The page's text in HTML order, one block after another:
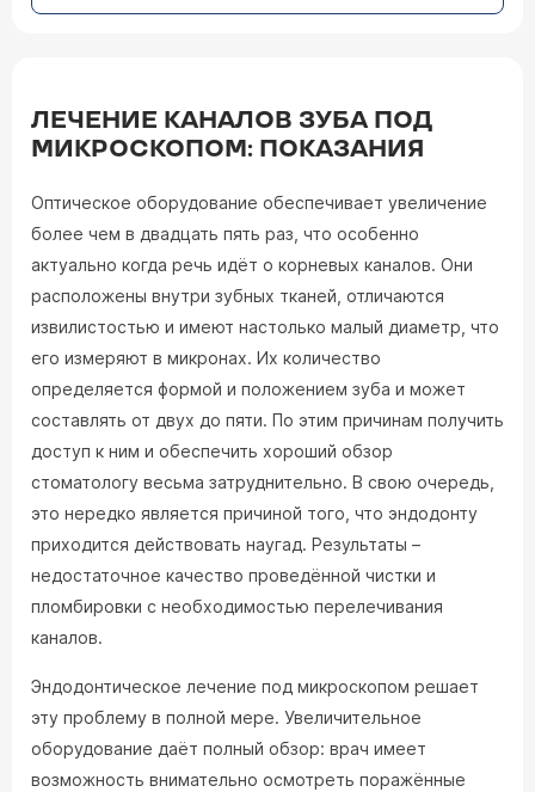
ЛЕЧЕНИЕ КАНАЛОВ ЗУБА ПОД
МИКРОСКОПОМ: ПОКАЗАНИЯ
Оптическое оборудование обеспечивает увеличение
более чем в двадцать пять раз, что особенно
актуально когда речь идёт о корневых каналов. Они
расположены внутри зубных тканей, отличаются
извилистостью и имеют настолько малый диаметр, что
его измеряют в микронах. Их количество
определяется формой и положением зуба и может
составлять от двух до пяти. По этим причинам получить
доступ к ним и обеспечить хороший обзор
стоматологу весьма затруднительно. В свою очередь,
это нередко является причиной того, что эндодонту
приходится действовать наугад. Результаты –
недостаточное качество проведённой чистки и
пломбировки с необходимостью перелечивания
каналов.
Эндодонтическое лечение под микроскопом решает
эту проблему в полной мере. Увеличительное
оборудование даёт полный обзор: врач имеет
возможность внимательно осмотреть поражённые